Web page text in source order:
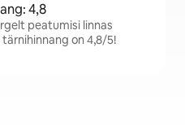
4,8
peatumisi linnas
on 4,8/5!